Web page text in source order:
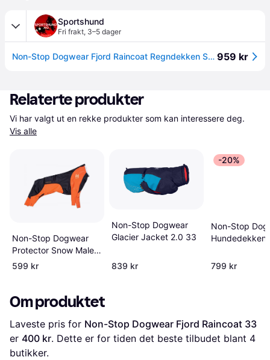
Sportshund
Fri frakt, 3–5 dager
Non-Stop Dogwear Fjord Raincoat Regndekken Svart - 33 cm 959 kr
Relaterte produkter
Vis alle
Non-Stop Dogwear
Protector Snow Male
S
599 kr
Non-Stop Dogwear
Glacier Jacket 2.0 33
839 kr
-20%
Non-Stop
Hundedekken
799 kr
Om produktet
Laveste pris for Non-Stop Dogwear Fjord Raincoat 33
er 400 kr. Dette er for tiden det beste tilbudet blant 4
butikker.